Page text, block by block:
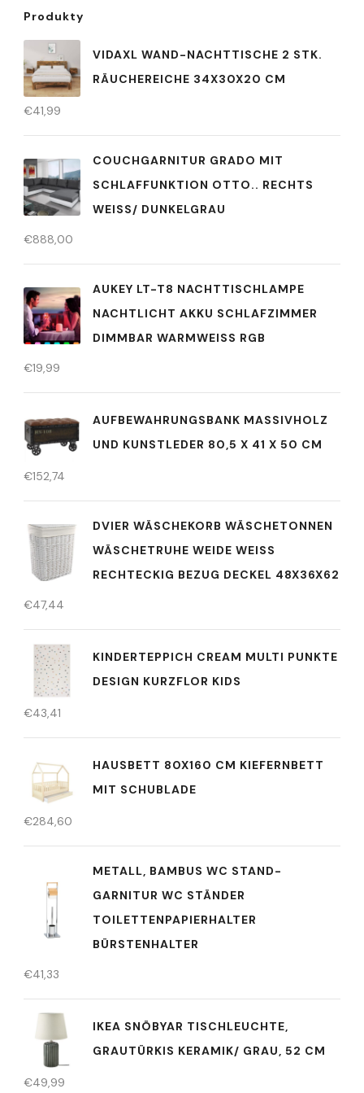
Produkty
VIDAXL WAND-NACHTTISCHE 2 STK.
RÄUCHEREICHE 34X30X20 CM
€41,99
COUCHGARNITUR GRADO MIT
SCHLAFFUNKTION OTTO.. RECHTS
WEISS/ DUNKELGRAU
€888,00
AUKEY LT-T8 NACHTTISCHLAMPE
NACHTLICHT AKKU SCHLAFZIMMER
DIMMBAR WARMWEISS RGB
€19,99
AUFBEWAHRUNGSBANK MASSIVHOLZ
UND KUNSTLEDER 80,5 X 41 X 50 CM
€152,74
DVIER WÄSCHEKORB WÄSCHETONNEN
WÄSCHETRUHE WEIDE WEISS R
ECHTECKIG BEZUG DECKEL 48X36X62
€47,44
KINDERTEPPICH CREAM MULTI PUNKTE
DESIGN KURZFLOR KIDS
€43,41
HAUSBETT 80X160 CM KIEFERNBETT
MIT SCHUBLADE
€284,60
METALL, BAMBUS WC STAND-
GARNITUR WC STÄNDER
TOILETTENPAPIERHALTER
BÜRSTENHALTER
€41,33
IKEA SNÖBYAR TISCHLEUCHTE,
GRAUTÜRKIS KERAMIK/ GRAU, 52 CM
€49,99